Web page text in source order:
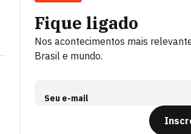
Fique ligado
Nos acontecimentos mais
Brasil e mundo.
Seu e-mail